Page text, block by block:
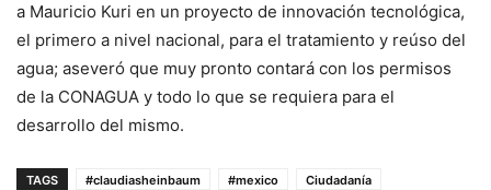
a Mauricio Kuri en un proyecto de innovación tecnológica,
el primero a nivel nacional, para el tratamiento y reúso del
agua; aseveró que muy pronto contará con los permisos
de la CONAGUA y todo lo que se requiera para el
desarrollo del mismo.
TAGS #claudiasheinbaum #mexico
Ciudadanía